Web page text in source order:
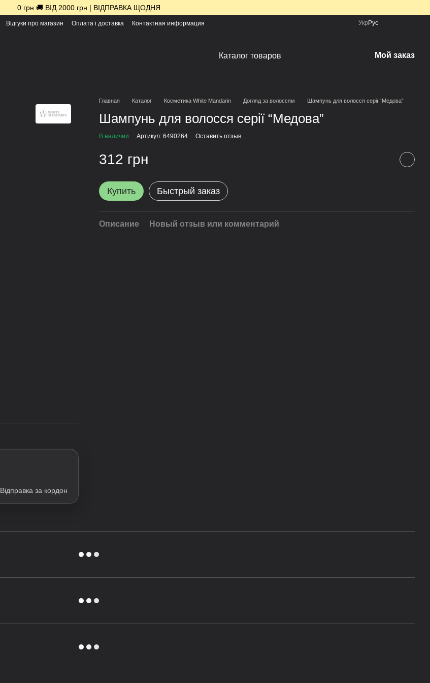
0 грн 🚚 ВІД 2000 грн | ВІДПРАВКА ЩОДНЯ
Відгуки про магазин Оплата і доставка Контактная информация Укр Рус
Каталог товаров Мой заказ
Відправка за кордон
Главная Каталог Косметика White Mandarin Догляд за волоссям Шампунь для волосся серії “Медова”
Шампунь для волосся серії “Медова”
В наличии Артикул: 6490264 Оставить отзыв
312 грн
Купить Быстрый заказ
Описание Новый отзыв или комментарий